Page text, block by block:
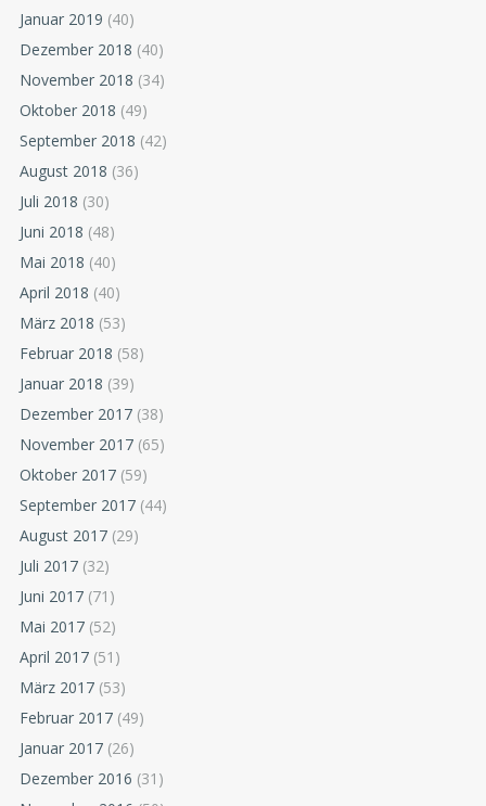
Januar 2019 (40)
Dezember 2018 (40)
November 2018 (34)
Oktober 2018 (49)
September 2018 (42)
August 2018 (36)
Juli 2018 (30)
Juni 2018 (48)
Mai 2018 (40)
April 2018 (40)
März 2018 (53)
Februar 2018 (58)
Januar 2018 (39)
Dezember 2017 (38)
November 2017 (65)
Oktober 2017 (59)
September 2017 (44)
August 2017 (29)
Juli 2017 (32)
Juni 2017 (71)
Mai 2017 (52)
April 2017 (51)
März 2017 (53)
Februar 2017 (49)
Januar 2017 (26)
Dezember 2016 (31)